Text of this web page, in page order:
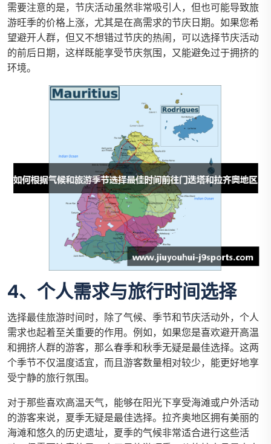
需要注意的是，节庆活动虽然非常吸引人，但也可能导致旅
游旺季的价格上涨，尤其是在高需求的节庆日期。如果您希
望避开人群，但又不想错过节庆的热闹，可以选择节庆活动
的前后日期，这样既能享受节庆氛围，又能避免过于拥挤的
环境。
4、个人需求与旅行时间选择
选择最佳旅游时间时，除了气候、季节和节庆活动外，个人
需求也起着至关重要的作用。例如，如果您是喜欢避开高温
和拥挤人群的游客，那么春季和秋季无疑是最佳选择。这两
个季节不仅温度适宜，而且游客数量相对较少，能更好地享
受宁静的旅行氛围。
对于那些喜欢高温天气，能够在阳光下享受海滩或户外活动
的游客来说，夏季无疑是最佳选择。拉齐奥地区拥有美丽的
海滩和悠久的历史遗址，夏季的气候非常适合进行这些活